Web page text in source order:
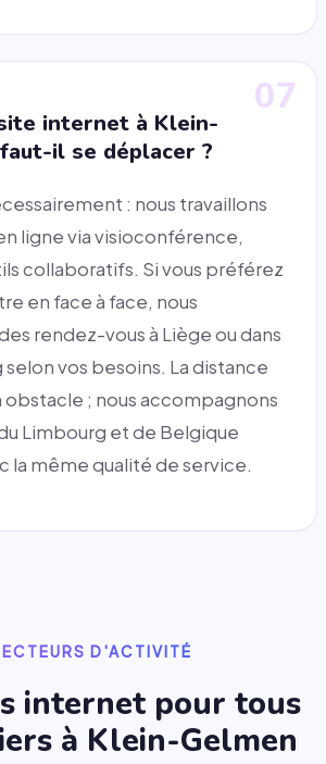
07
internet à Klein-
il se déplacer ?
: nous travaillons
ligne via visioconférence,
collaboratifs. Si vous préférez
en face à face, nous
rendez-vous à Liège ou dans
vos besoins. La distance
obstacle ; nous accompagnons
Limbourg et de Belgique
la même qualité de service.
D'ACTIVITÉ
internet pour tous
à Klein-Gelmen